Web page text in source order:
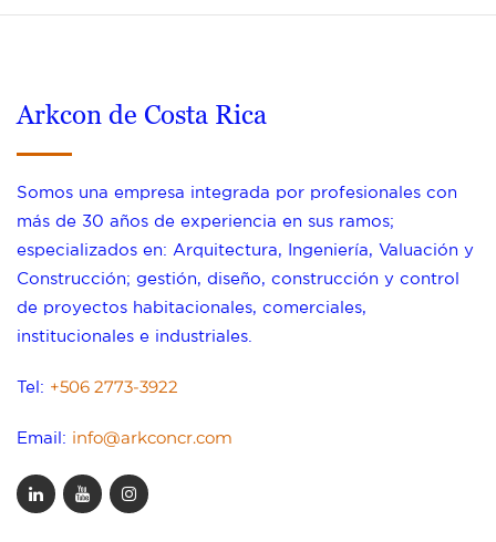
Arkcon de Costa Rica
Somos una empresa integrada por profesionales con
más de 30 años de experiencia en sus ramos;
especializados en: Arquitectura, Ingeniería, Valuación y
Construcción; gestión, diseño, construcción y control
de proyectos habitacionales, comerciales,
institucionales e industriales.
Tel: +506 2773-3922
Email: info@arkconcr.com